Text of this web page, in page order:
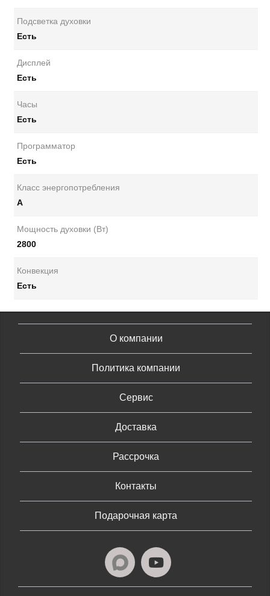
Подсветка духовки
Есть
Дисплей
Есть
Часы
Есть
Программатор
Есть
Класс энергопотребления
А
Мощность духовки (Вт)
2800
Конвекция
Есть
О компании
Политика компании
Сервис
Доставка
Рассрочка
Контакты
Подарочная карта